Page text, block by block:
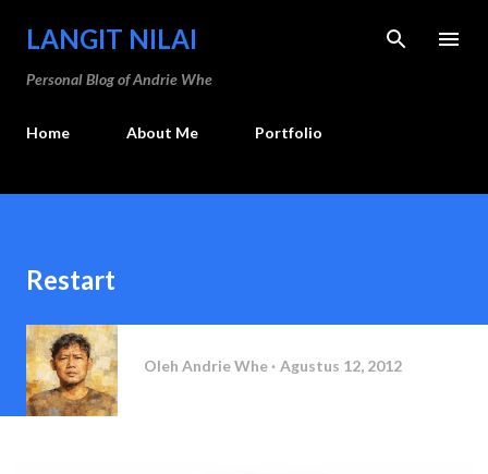
Langsung ke konten utama
LANGIT NILAI
Personal Blog of Andrie Whe
Home About Me Portfolio
Restart
Oleh Andrie Whe Agustus 12, 2012